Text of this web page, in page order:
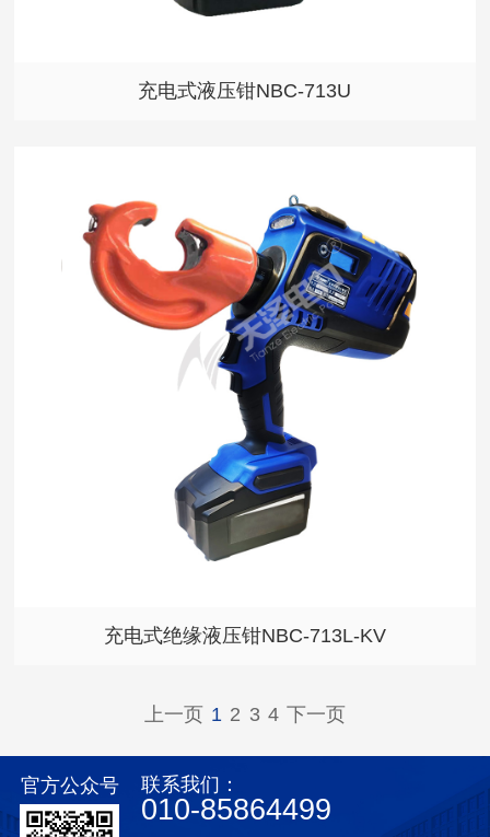
充电式液压钳NBC-713U
充电式绝缘液压钳NBC-713L-KV
上一页 1 2 3 4 下一页
官方公众号 联系我们：
010-85864499